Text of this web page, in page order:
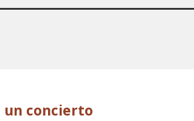
un concierto